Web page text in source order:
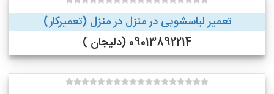
تعمیر لباسشویی در منزل در منزل (تعمیرکار)
09013892214 (دلیجان )